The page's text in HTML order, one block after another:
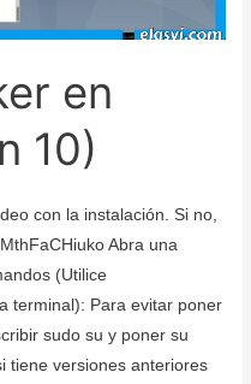
en
10)
con la instalación. Si no,
Abra una
(Utilice
terminal): Para evitar poner
sudo su y poner su
tiene versiones anteriores